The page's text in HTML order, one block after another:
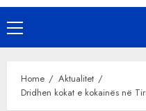
Primary
Menu
Home
Aktualitet
Dridhen kokat e kokainës në